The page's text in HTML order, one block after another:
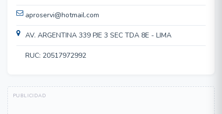
aproservi@hotmail.com
AV. ARGENTINA 339 PJE 3 SEC TDA 8E - LIMA
RUC: 20517972992